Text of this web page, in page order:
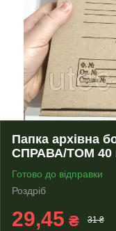
Папка архівна
СПРАВА/ТОМ 40
Готово до відправки
Роздріб
29,45 ₴ 31 ₴